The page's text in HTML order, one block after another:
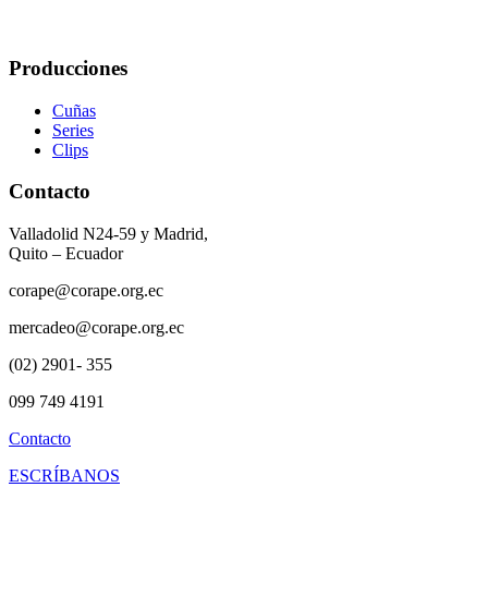
Producciones
Cuñas
Series
Clips
Contacto
Valladolid N24-59 y Madrid,
Quito – Ecuador
corape@corape.org.ec
mercadeo@corape.org.ec
(02) 2901- 355
099 749 4191
Contacto
ESCRÍBANOS